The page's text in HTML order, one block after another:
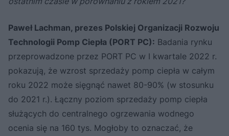
Paweł Lachman, prezes Polskiej Organizacji Rozwoju
Technologii Pomp Ciepła (PORT PC): Badania rynku
przeprowadzone przez PORT PC w I kwartale 2022 r.
pokazują, że wzrost sprzedaży pomp ciepła w całym
roku 2022 może sięgnąć nawet 80-90% (w stosunku
do 2021 r.). Łączny poziom sprzedaży pomp ciepła
służących do centralnego ogrzewania wodnego
ocenia się na 160 tys. Mogłoby to oznaczać, że